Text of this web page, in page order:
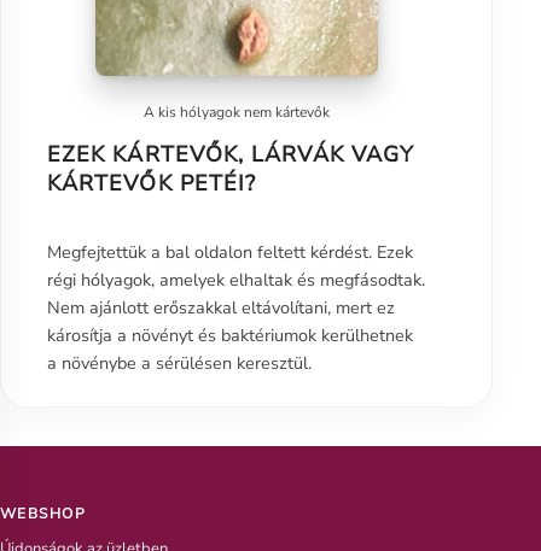
A kis hólyagok nem kártevők
EZEK KÁRTEVŐK, LÁRVÁK VAGY
KÁRTEVŐK PETÉI?
Megfejtettük a bal oldalon feltett kérdést. Ezek
régi hólyagok, amelyek elhaltak és megfásodtak.
Nem ajánlott erőszakkal eltávolítani, mert ez
károsítja a növényt és baktériumok kerülhetnek
a növénybe a sérülésen keresztül.
WEBSHOP